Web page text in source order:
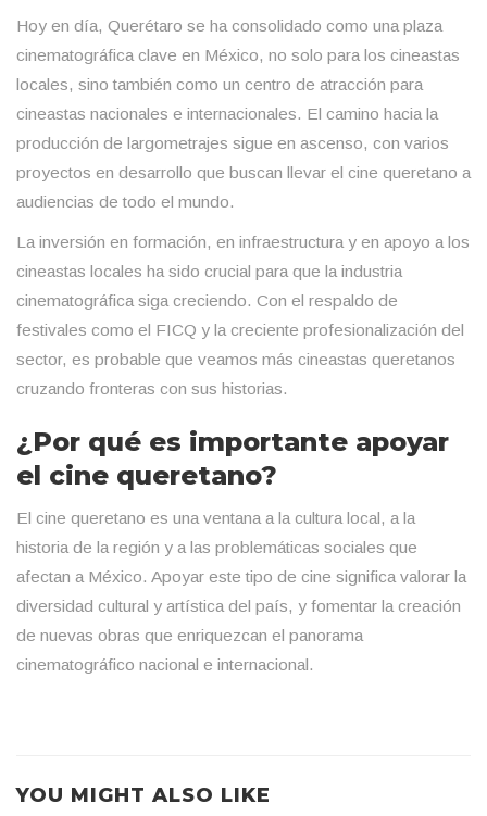
Hoy en día, Querétaro se ha consolidado como una plaza
cinematográfica clave en México, no solo para los cineastas
locales, sino también como un centro de atracción para
cineastas nacionales e internacionales. El camino hacia la
producción de largometrajes sigue en ascenso, con varios
proyectos en desarrollo que buscan llevar el cine queretano a
audiencias de todo el mundo.
La inversión en formación, en infraestructura y en apoyo a los
cineastas locales ha sido crucial para que la industria
cinematográfica siga creciendo. Con el respaldo de
festivales como el FICQ y la creciente profesionalización del
sector, es probable que veamos más cineastas queretanos
cruzando fronteras con sus historias.
¿Por qué es importante apoyar
el cine queretano?
El cine queretano es una ventana a la cultura local, a la
historia de la región y a las problemáticas sociales que
afectan a México. Apoyar este tipo de cine significa valorar la
diversidad cultural y artística del país, y fomentar la creación
de nuevas obras que enriquezcan el panorama
cinematográfico nacional e internacional.
YOU MIGHT ALSO LIKE